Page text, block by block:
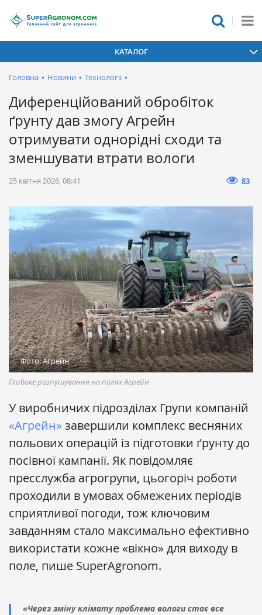
КАТАЛОГ
Головна • Новини • Технології •
Диференційований обробіток
ґрунту дав змогу Агрейн
отримувати однорідні сходи та
зменшувати втрати вологи
25 квітня 2026, 08:41 83
Фото: Агрейн
Глибоке розпушування на полях Агрейн
У виробничих підрозділах Групи компаній
«Агрейн» завершили комплекс весняних
польових операцій із підготовки ґрунту до
посівної кампанії. Як повідомляє
пресслужба агрогрупи, цьогоріч роботи
проходили в умовах обмежених періодів
сприятливої погоди, тож ключовим
завданням стало максимально ефективно
використати кожне «вікно» для виходу в
поле, пише SuperAgronom.
«Через зміну клімату проблема вологи стає все